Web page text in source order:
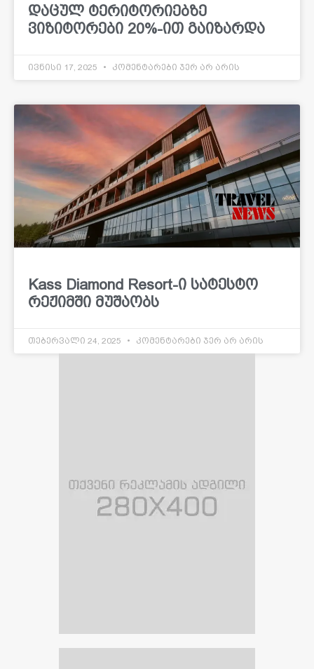
დაცულ ტერიტორიებზე
ვიზიტორები 20%-ით გაიზარდა
ივნისი 17, 2025 კომენტარები ჯერ არ არის
Kass Diamond Resort-ი სატესტო
რეჟიმში მუშაობს
თებერვალი 24, 2025 კომენტარები ჯერ არ არის